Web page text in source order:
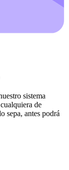
sistema
de
sepa, antes podrá